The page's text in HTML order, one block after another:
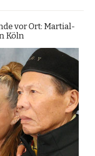
vor Ort: Martial-
Köln